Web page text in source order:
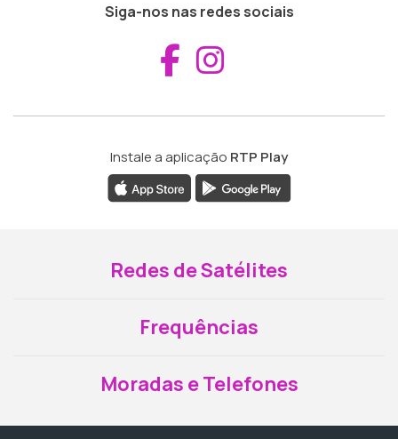
Siga-nos nas redes sociais
Aceder ao
Instale a aplicação RTP Play
Redes de Satélites
Frequências
Moradas e Telefones